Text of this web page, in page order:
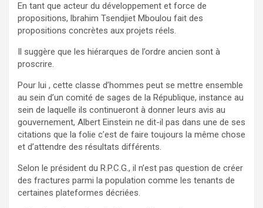
En tant que acteur du développement et force de
propositions, lbrahim Tsendjiet Mboulou fait des
propositions concrètes aux projets réels.
Il suggère que les hiérarques de l’ordre ancien sont à
proscrire.
Pour lui , cette classe d’hommes peut se mettre ensemble
au sein d’un comité de sages de la République, instance au
sein de laquelle ils continueront à donner leurs avis au
gouvernement, Albert Einstein ne dit-il pas dans une de ses
citations que la folie c’est de faire toujours la même chose
et d’attendre des résultats différents.
Selon le président du R.P.C.G., il n’est pas question de créer
des fractures parmi la population comme les tenants de
certaines plateformes décriées.